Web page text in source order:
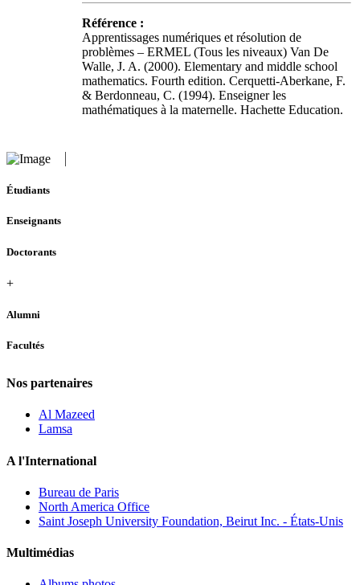
Référence :
Apprentissages numériques et résolution de
problèmes – ERMEL (Tous les niveaux) Van De
Walle, J. A. (2000). Elementary and middle school
mathematics. Fourth edition. Cerquetti-Aberkane, F.
& Berdonneau, C. (1994). Enseigner les
mathématiques à la maternelle. Hachette Education.
Étudiants
Enseignants
Doctorants
+
Alumni
Facultés
Nos partenaires
Al Mazeed
Lamsa
A l'International
Bureau de Paris
North America Office
Saint Joseph University Foundation, Beirut Inc. - États-Unis
Multimédias